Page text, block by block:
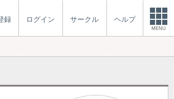
録 ログイン サークル ヘルプ
MENU